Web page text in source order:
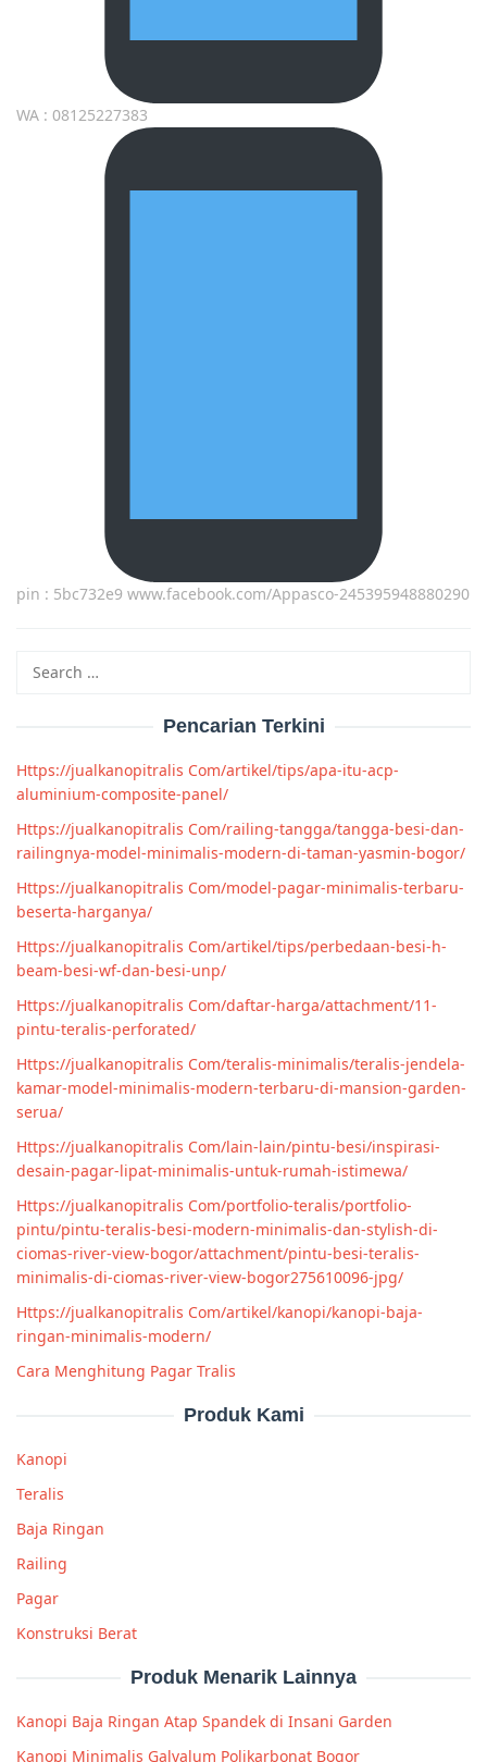
WA : 08125227383
pin : 5bc732e9 www.facebook.com/Appasco-245395948880290
for:
Pencarian Terkini
Https://jualkanopitralis Com/artikel/tips/apa-itu-acp-
aluminium-composite-panel/
Https://jualkanopitralis Com/railing-tangga/tangga-besi-dan-
railingnya-model-minimalis-modern-di-taman-yasmin-bogor/
Https://jualkanopitralis Com/model-pagar-minimalis-terbaru-
beserta-harganya/
Https://jualkanopitralis Com/artikel/tips/perbedaan-besi-h-
beam-besi-wf-dan-besi-unp/
Https://jualkanopitralis Com/daftar-harga/attachment/11-
pintu-teralis-perforated/
Https://jualkanopitralis Com/teralis-minimalis/teralis-jendela-
kamar-model-minimalis-modern-terbaru-di-mansion-garden-
serua/
Https://jualkanopitralis Com/lain-lain/pintu-besi/inspirasi-
desain-pagar-lipat-minimalis-untuk-rumah-istimewa/
Https://jualkanopitralis Com/portfolio-teralis/portfolio-
pintu/pintu-teralis-besi-modern-minimalis-dan-stylish-di-
ciomas-river-view-bogor/attachment/pintu-besi-teralis-
minimalis-di-ciomas-river-view-bogor275610096-jpg/
Https://jualkanopitralis Com/artikel/kanopi/kanopi-baja-
ringan-minimalis-modern/
Cara Menghitung Pagar Tralis
Produk Kami
Kanopi
Teralis
Baja Ringan
Railing
Pagar
Konstruksi Berat
Produk Menarik Lainnya
Kanopi Baja Ringan Atap Spandek di Insani Garden
Kanopi Minimalis Galvalum Polikarbonat Bogor